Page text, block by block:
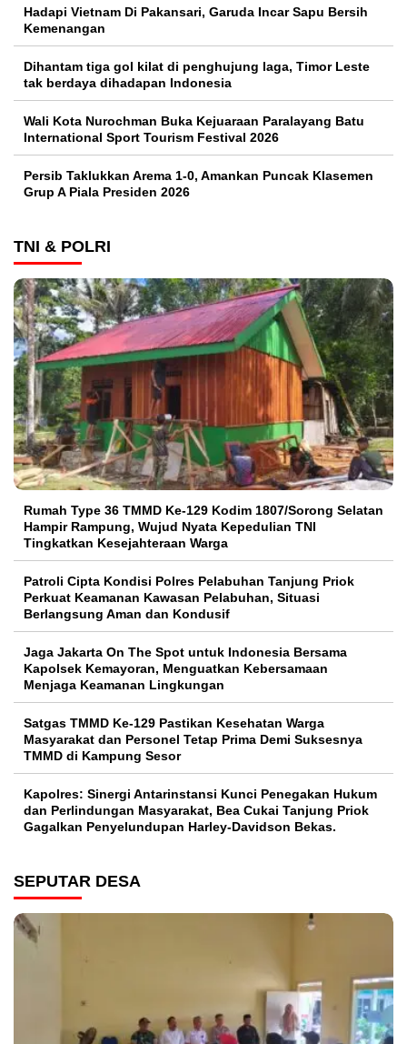
Hadapi Vietnam Di Pakansari, Garuda Incar Sapu Bersih
Kemenangan
Dihantam tiga gol kilat di penghujung laga, Timor Leste
tak berdaya dihadapan Indonesia
Wali Kota Nurochman Buka Kejuaraan Paralayang Batu
International Sport Tourism Festival 2026
Persib Taklukkan Arema 1-0, Amankan Puncak Klasemen
Grup A Piala Presiden 2026
TNI & POLRI
Rumah Type 36 TMMD Ke-129 Kodim 1807/Sorong Selatan
Hampir Rampung, Wujud Nyata Kepedulian TNI
Tingkatkan Kesejahteraan Warga
Patroli Cipta Kondisi Polres Pelabuhan Tanjung Priok
Perkuat Keamanan Kawasan Pelabuhan, Situasi
Berlangsung Aman dan Kondusif
Jaga Jakarta On The Spot untuk Indonesia Bersama
Kapolsek Kemayoran, Menguatkan Kebersamaan
Menjaga Keamanan Lingkungan
Satgas TMMD Ke-129 Pastikan Kesehatan Warga
Masyarakat dan Personel Tetap Prima Demi Suksesnya
TMMD di Kampung Sesor
Kapolres: Sinergi Antarinstansi Kunci Penegakan Hukum
dan Perlindungan Masyarakat, Bea Cukai Tanjung Priok
Gagalkan Penyelundupan Harley-Davidson Bekas.
SEPUTAR DESA